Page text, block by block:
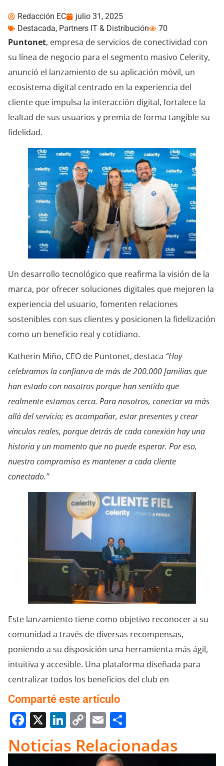
Redacción EC
julio 31, 2025
Destacada, Partners IT & Distribución 70
Puntonet, empresa de servicios de conectividad con
su línea de negocio para el segmento masivo Celerity,
anunció el lanzamiento de su aplicación móvil, un
ecosistema digital centrado en la experiencia del
cliente que impulsa la interacción digital, fortalece la
lealtad de sus usuarios y premia de forma tangible su
fidelidad.
Un desarrollo tecnológico que reafirma la visión de la
marca, por ofrecer soluciones digitales que mejoren la
experiencia del usuario, fomenten relaciones
sostenibles con sus clientes y posicionen la fidelización
como un beneficio real y cotidiano.
Katherin Miño, CEO de Puntonet, destaca “Hoy
celebramos la confianza de más de 200.000 familias que
han estado con nosotros porque han sentido que
realmente estamos cerca. Para nosotros, conectar va más
allá del servicio; es acompañar, estar presentes y crear
vínculos reales, porque detrás de cada conexión hay una
historia y un momento que no puede esperar. Por eso,
nuestro compromiso es mantener a cada cliente
conectado.”
Este lanzamiento tiene como objetivo reconocer a su
comunidad a través de diversas recompensas,
poniendo a su disposición una herramienta más ágil,
intuitiva y accesible. Una plataforma diseñada para
centralizar todos los beneficios del club en
Comparté este artículo
Facebook
X LinkedIn
Copy
Link
Email
Noticias Relacionadas